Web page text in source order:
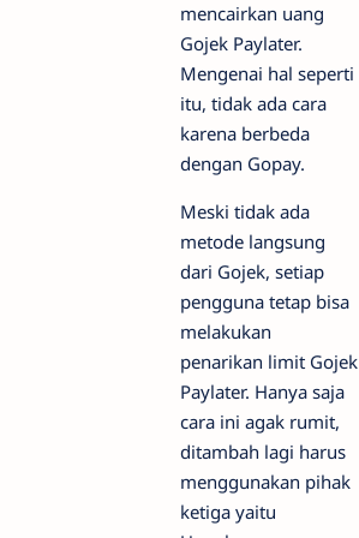
mencairkan uang
Gojek Paylater.
Mengenai hal seperti
itu, tidak ada cara
karena berbeda
dengan Gopay.
Meski tidak ada
metode langsung
dari Gojek, setiap
pengguna tetap bisa
melakukan
penarikan limit Gojek
Paylater. Hanya saja
cara ini agak rumit,
ditambah lagi harus
menggunakan pihak
ketiga yaitu